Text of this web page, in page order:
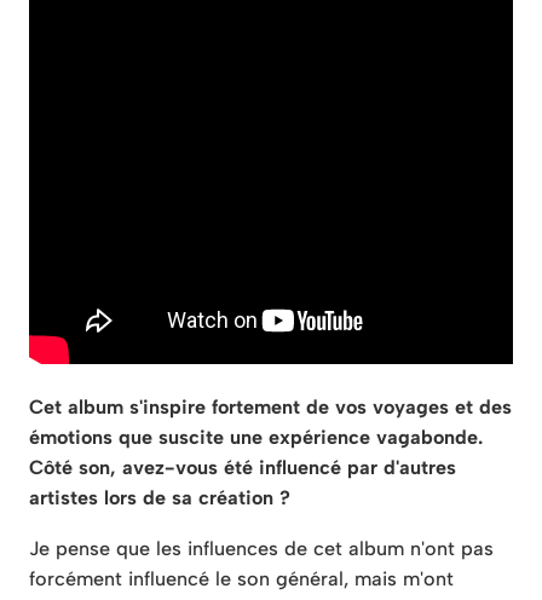
Cet album s'inspire fortement de vos voyages et des
émotions que suscite une expérience vagabonde.
Côté son, avez-vous été influencé par d'autres
artistes lors de sa création ?
Je pense que les influences de cet album n'ont pas
forcément influencé le son général, mais m'ont